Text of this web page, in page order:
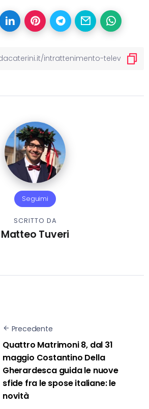
Seguimi
SCRITTO DA
Matteo Tuveri
Precedente
Quattro Matrimoni 8, dal 31
maggio Costantino Della
Gherardesca guida le nuove
sfide fra le spose italiane: le
novità